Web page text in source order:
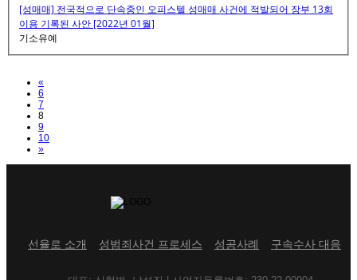
[성매매] 전국적으로 단속중인 오피스텔 성매매 사건에 적발되어 장부 13회
이용 기록된 사안 [2022년 01월]
기소유예
«
6
7
8
9
10
»Next
선율로 소개 성범죄사건 프로세스 성공사례 구속수사 대응